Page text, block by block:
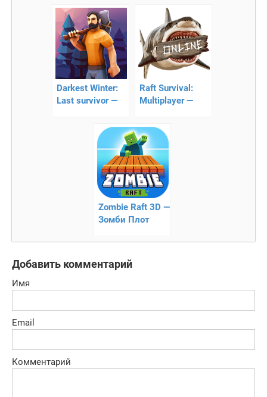
выживание
Darkest Winter:
Last survivor —
выживание!
Raft Survival:
Multiplayer —
выживание.
Zombie Raft 3D —
Зомби Плот
Добавить комментарий
Имя
Email
Комментарий